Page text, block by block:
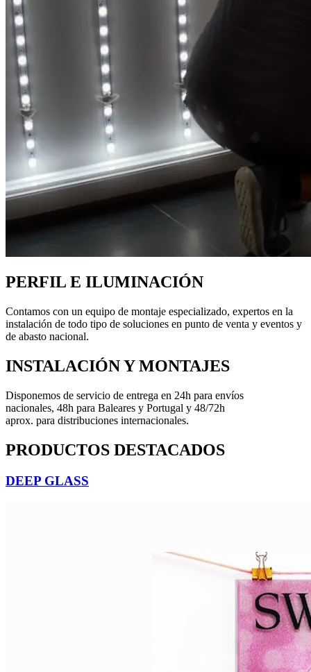
PERFIL E ILUMINACIÓN​
Contamos con un equipo de montaje especializado, expertos en la
instalación de todo tipo de soluciones en punto de venta y eventos y
de abasto nacional.
INSTALACIÓN Y MONTAJES
Disponemos de servicio de entrega en 24h para envíos
nacionales, 48h para Baleares y Portugal y 48/72h
aprox. para distribuciones internacionales.
PRODUCTOS DESTACADOS
DEEP GLASS